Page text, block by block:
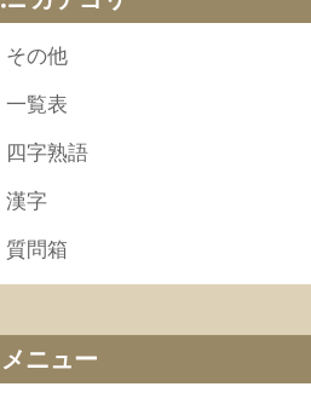
その他
一覧表
四字熟語
漢字
質問箱
メニュー